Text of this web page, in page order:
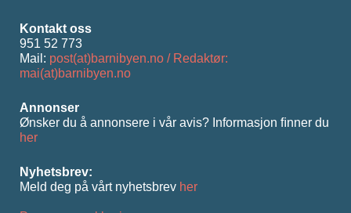
Kontakt oss
951 52 773
Mail: post(at)barnibyen.no / Redaktør:
mai(at)barnibyen.no
Annonser
Ønsker du å annonsere i vår avis? Informasjon ﬁnner du
her
Nyhetsbrev:
Meld deg på vårt nyhetsbrev her